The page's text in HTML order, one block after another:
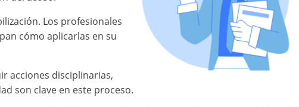
Los profesionales
cómo aplicarlas en su
acciones disciplinarias,
son clave en este proceso.